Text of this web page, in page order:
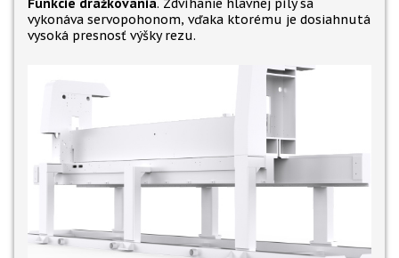
Funkcie drážkovania. Zdvíhanie hlavnej píly sa
vykonáva servopohonom, vďaka ktorému je dosiahnutá
vysoká presnosť výšky rezu.